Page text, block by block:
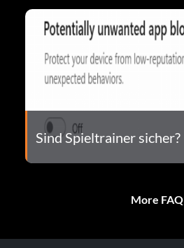
Sind Spieltrainer sicher?
More FAQ